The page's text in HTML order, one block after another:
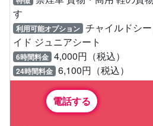
す
利用可能オプション チャイルドシ
イド ジュニアシート
6時間料金 4,000円（税込）
24時間料金 6,100円（税込）
電話する